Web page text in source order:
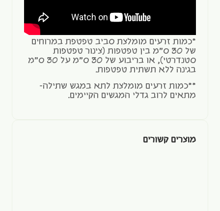
*כמות זרעים מומלצת סביב טפטפת במרוחים
של 30 ס"מ בין טפטפות (צינור טפטפות
סטנדרטי), או בריבוע של 30 ס"מ על 30 ס"מ
בגינה ללא תשתית טפטפות.
**כמות זרעים מומלצת לתא במגש שתילה-
מתאים לרוב גדלי המגשים הקיימים.
מוצרים קשורים